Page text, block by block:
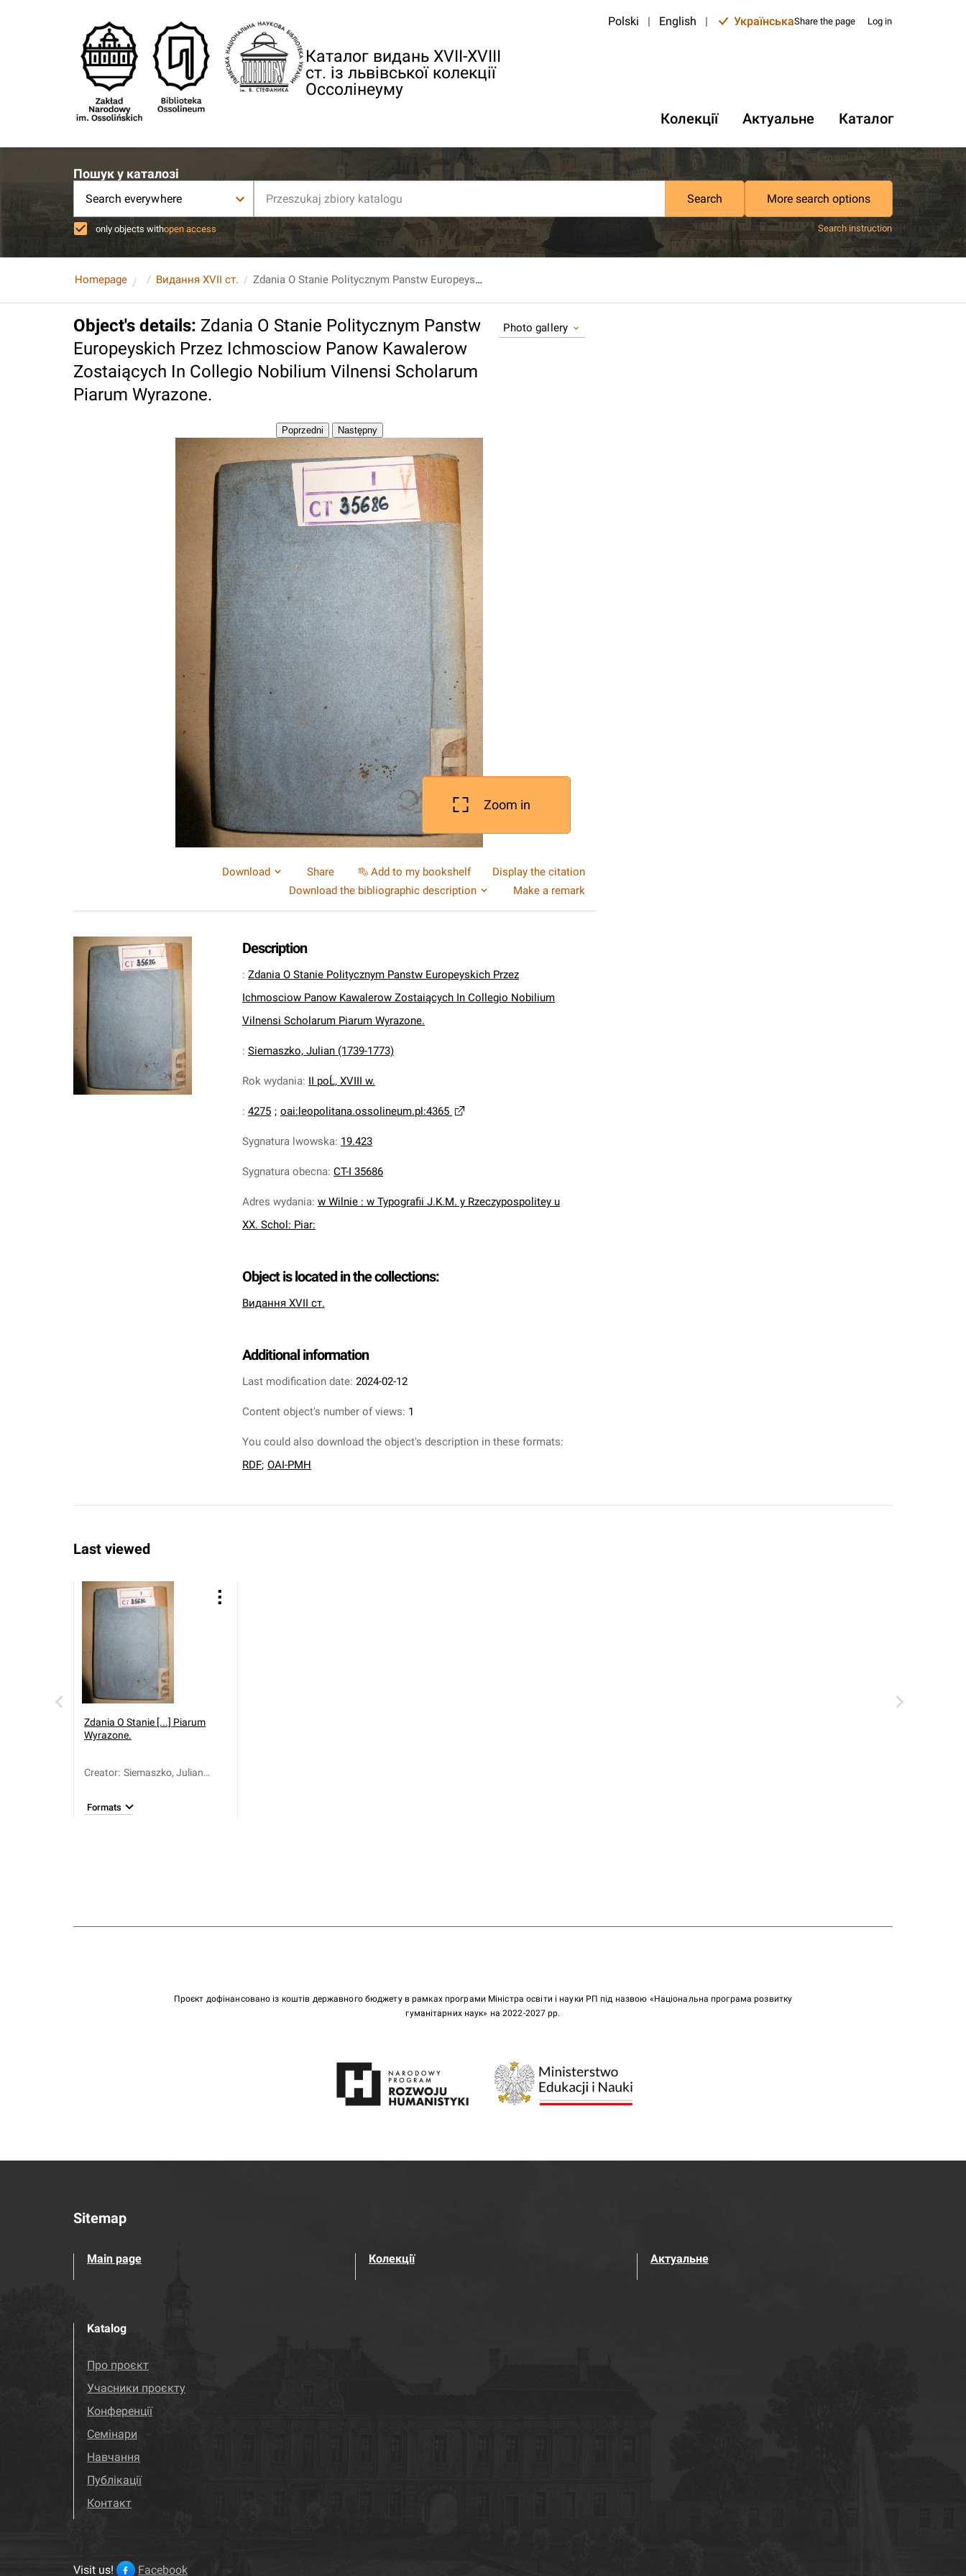
Каталог видань XVII-XVIII
ст. із львівської колекції
Оссолінеуму
Polski | English | УкраїнськаShare the page Log in
Колекції Актуальне Каталог
Пошук у каталозі
Search everywhere Search More search options
only objects withopen access Search instruction
Homepage Видання XVII ст. Zdania O Stanie Politycznym Panstw Europeyskich Przez Ichmosciow Panow Kawalerow Zostaiących In Collegio Nobilium Vilnensi Scholarum Piarum Wyrazone.
Object's details: Zdania O Stanie Politycznym Panstw
Europeyskich Przez Ichmosciow Panow Kawalerow
Zostaiących In Collegio Nobilium Vilnensi Scholarum
Piarum Wyrazone.
Photo gallery
Zoom in
Download Share Add to my bookshelf
Display the citation
Download the bibliographic description
Make a remark
Description
: Zdania O Stanie Politycznym Panstw Europeyskich Przez
Ichmosciow Panow Kawalerow Zostaiących In Collegio Nobilium
Vilnensi Scholarum Piarum Wyrazone.
: Siemaszko, Julian (1739-1773)
Rok wydania: II poĹ‚ XVIII w.
: 4275 ; oai:leopolitana.ossolineum.pl:4365
Sygnatura lwowska: 19.423
Sygnatura obecna: CT-I 35686
Adres wydania: w Wilnie : w Typografii J.K.M. y Rzeczypospolitey u
XX. Schol: Piar:
Object is located in the collections:
Видання XVII ст.
Additional information
Last modification date: 2024-02-12
Content object's number of views: 1
You could also download the object's description in these formats:
RDF; OAI-PMH
Last viewed
Zdania O Stanie [...] Piarum
Wyrazone.
Creator: Siemaszko, Julian
Formats
Проєкт дофінансовано із коштів державного бюджету в рамках програми Міністра освіти і науки РП під назвою «Національна програма розвитку
гуманітарних наук» на 2022-2027 рр.
Sitemap
Main page Колекції Актуальне
Katalog
Про проєкт
Учасники проєкту
Конференції
Семінари
Навчання
Публікації
Контакт
Visit us! Facebook